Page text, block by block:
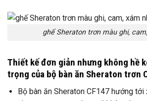
ghế Sheraton trơn màu ghi,
Thiết kế đơn giản nhưng không hề
trọng của bộ bàn ăn Sheraton trơn
Bộ bàn ăn Sheraton CF147 hướng